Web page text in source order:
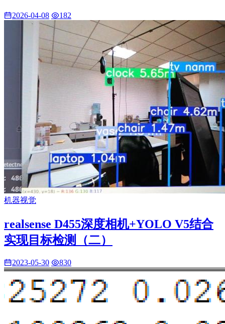
2026-04-08 182
机器视觉
realsense D455深度相机+YOLO V5结合
实现目标检测（二）
2023-05-30 830